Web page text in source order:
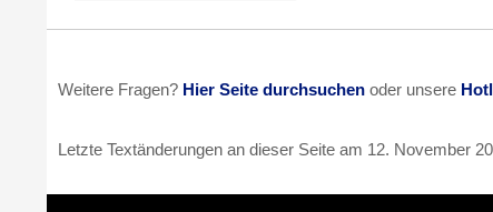
Weitere Fragen? Hier Seite durchsuchen oder unsere
Letzte Textänderungen an dieser Seite am 12. November